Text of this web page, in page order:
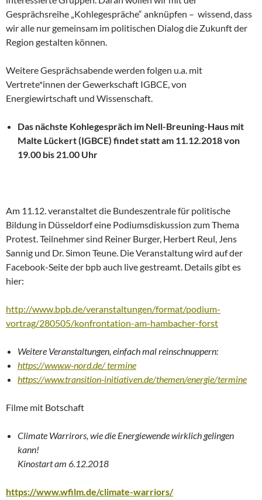
Gesprächsreihe „Kohlegespräche“ anknüpfen – wissend, dass
wir alle nur gemeinsam im politischen Dialog die Zukunft der
Region gestalten können.
Weitere Gesprächsabende werden folgen u.a. mit
Vertrete*innen der Gewerkschaft IGBCE, von
Energiewirtschaft und Wissenschaft.
Das nächste Kohlegespräch im Nell-Breuning-Haus mit
Malte Lückert (IGBCE) findet statt am 11.12.2018 von
19.00 bis 21.00 Uhr
Am 11.12. veranstaltet die Bundeszentrale für politische
Bildung in Düsseldorf eine Podiumsdiskussion zum Thema
Protest. Teilnehmer sind Reiner Burger, Herbert Reul, Jens
Sannig und Dr. Simon Teune. Die Veranstaltung wird auf der
Facebook-Seite der bpb auch live gestreamt. Details gibt es
hier:
http://www.bpb.de/veranstaltungen/format/podium-
vortrag/280505/konfrontation-am-hambacher-forst
Weitere Veranstaltungen, einfach mal reinschnuppern:
https://www.w-nord.de/ termine
https://www.transition-initiativen.de/themen/energie/termine
Filme mit Botschaft
Climate Warrirors, wie die Energiewende wirklich gelingen
kann!
Kinostart am 6.12.2018
https://www.wfilm.de/climate-warriors/